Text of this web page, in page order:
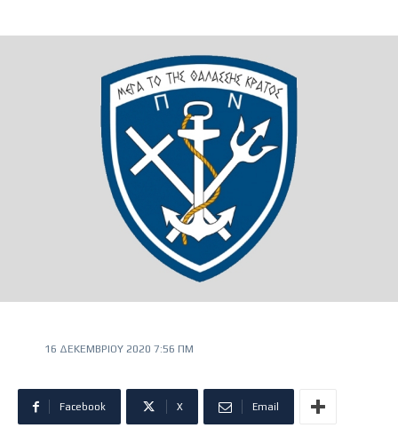
16 ΔΕΚΕΜΒΡΊΟΥ 2020 7:56 ΠΜ
Facebook X Email